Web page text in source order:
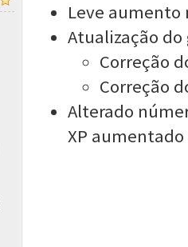
Leve aumento
Atualização
Correção
Correção
Alterado
XP